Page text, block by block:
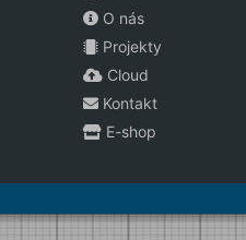
O nás
Projekty
Cloud
Kontakt
E-shop